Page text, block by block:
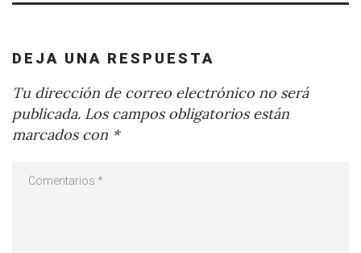
DEJA UNA RESPUESTA
Tu dirección de correo electrónico no será
publicada. Los campos obligatorios están
marcados con *